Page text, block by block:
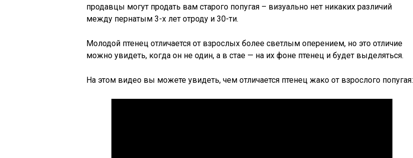
продавцы могут продать вам старого попугая – визуально нет никаких различий
между пернатым 3-х лет отроду и 30-ти.
Молодой птенец отличается от взрослых более светлым оперением, но это отличие
можно увидеть, когда он не один, а в стае — на их фоне птенец и будет выделяться.
На этом видео вы можете увидеть, чем отличается птенец жако от взрослого попугая: